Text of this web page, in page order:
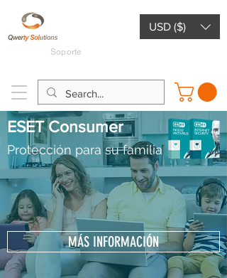
Soporte
USD ($)
ESET Consumer
Protección para su familia
MÁS INFORMACIÓN